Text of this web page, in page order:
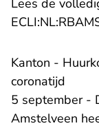
Lees de
Kanton -
coronatijd
5 september -
Amstelveen